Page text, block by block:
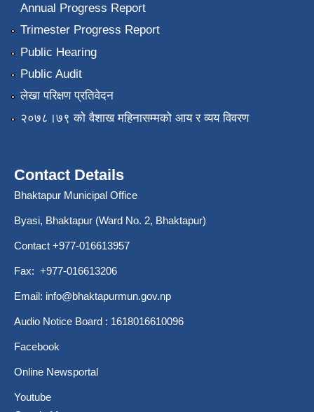
Annual Progress Report
Trimester Progress Report
Public Hearing
Public Audit
लेखा परिक्षण प्रतिवेदन
२०७८।७९ को वैशाख महिनासम्मको आय र व्यय विवरण
Contact Details
Bhaktapur Municipal Office
Byasi, Bhaktapur (Ward No. 2, Bhaktapur)
Contact +977-016613957
Fax: +977-016613206
Email: info@bhaktapurmun.gov.np
Audio Notice Board : 1618016610096
Facebook
Online Newsportal
Youtube